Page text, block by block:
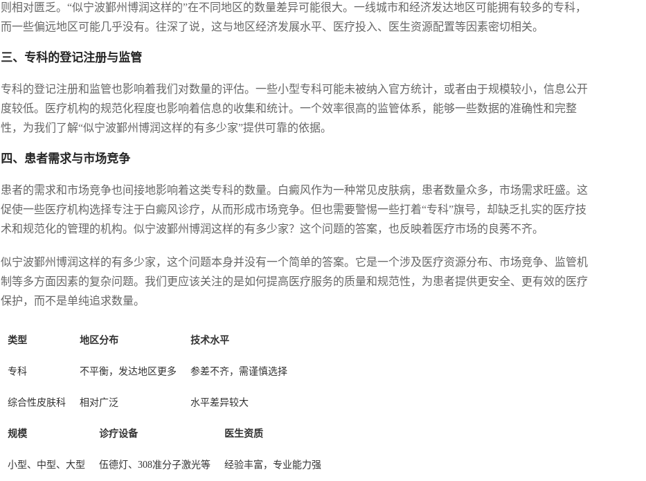
则相对匮乏。“似宁波鄞州博润这样的”在不同地区的数量差异可能很大。一线城市和经济发达地区可能拥有较多的专科，
而一些偏远地区可能几乎没有。往深了说，这与地区经济发展水平、医疗投入、医生资源配置等因素密切相关。
三、专科的登记注册与监管
专科的登记注册和监管也影响着我们对数量的评估。一些小型专科可能未被纳入官方统计，或者由于规模较小，信息公开
度较低。医疗机构的规范化程度也影响着信息的收集和统计。一个效率很高的监管体系，能够一些数据的准确性和完整
性，为我们了解“似宁波鄞州博润这样的有多少家”提供可靠的依据。
四、患者需求与市场竞争
患者的需求和市场竞争也间接地影响着这类专科的数量。白癜风作为一种常见皮肤病，患者数量众多，市场需求旺盛。这
促使一些医疗机构选择专注于白癜风诊疗，从而形成市场竞争。但也需要警惕一些打着“专科”旗号，却缺乏扎实的医疗技
术和规范化的管理的机构。似宁波鄞州博润这样的有多少家？这个问题的答案，也反映着医疗市场的良莠不齐。
似宁波鄞州博润这样的有多少家，这个问题本身并没有一个简单的答案。它是一个涉及医疗资源分布、市场竞争、监管机
制等多方面因素的复杂问题。我们更应该关注的是如何提高医疗服务的质量和规范性，为患者提供更安全、更有效的医疗
保护，而不是单纯追求数量。
类型 地区分布 技术水平
专科 不平衡，发达地区更多 参差不齐，需谨慎选择
综合性皮肤科 相对广泛 水平差异较大
规模 诊疗设备 医生资质
小型、中型、大型 伍德灯、308准分子激光等 经验丰富，专业能力强